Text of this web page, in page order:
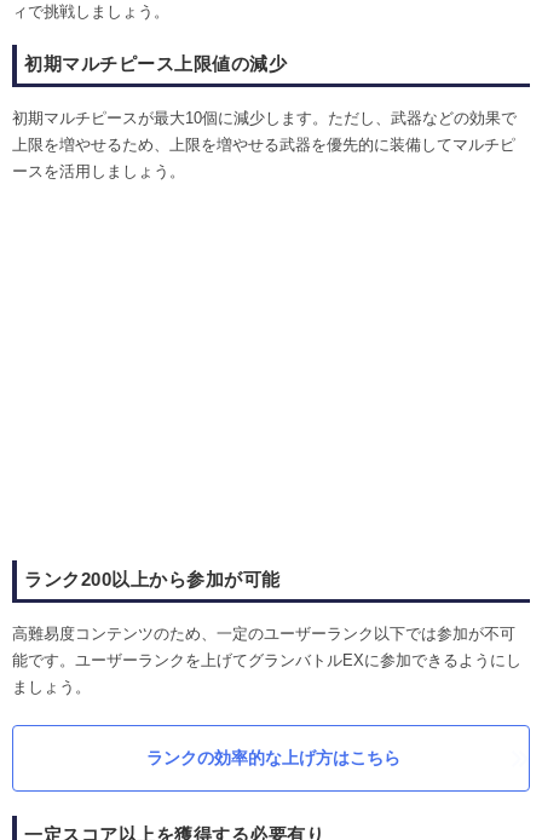
ィで挑戦しましょう。
初期マルチピース上限値の減少
初期マルチピースが最大10個に減少します。ただし、武器などの効果で
上限を増やせるため、上限を増やせる武器を優先的に装備してマルチピ
ースを活用しましょう。
ランク200以上から参加が可能
高難易度コンテンツのため、一定のユーザーランク以下では参加が不可
能です。ユーザーランクを上げてグランバトルEXに参加できるようにし
ましょう。
ランクの効率的な上げ方はこちら
一定スコア以上を獲得する必要有り